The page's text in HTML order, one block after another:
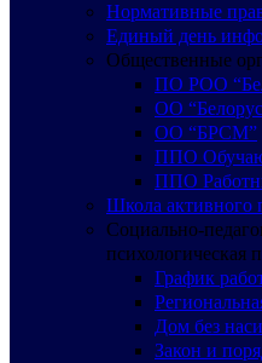
Нормативные
Единый день
Общественные
ПО РОО
ОО
ОО “БРСМ”
ППО
ППО
Школа активного
Социально-
психологическая
График
Дом без
Закон и